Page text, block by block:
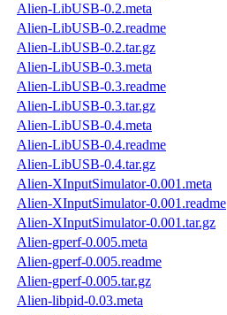
Alien-LibUSB-0.2.meta
Alien-LibUSB-0.2.readme
Alien-LibUSB-0.2.tar.gz
Alien-LibUSB-0.3.meta
Alien-LibUSB-0.3.readme
Alien-LibUSB-0.3.tar.gz
Alien-LibUSB-0.4.meta
Alien-LibUSB-0.4.readme
Alien-LibUSB-0.4.tar.gz
Alien-XInputSimulator-0.001.meta
Alien-XInputSimulator-0.001.readme
Alien-XInputSimulator-0.001.tar.gz
Alien-gperf-0.005.meta
Alien-gperf-0.005.readme
Alien-gperf-0.005.tar.gz
Alien-libpid-0.03.meta